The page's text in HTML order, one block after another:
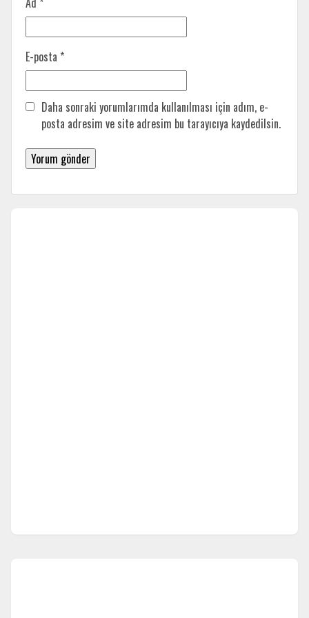
E-posta *
Daha sonraki yorumlarımda kullanılması için adım, e-
posta adresim ve site adresim bu tarayıcıya kaydedilsin.